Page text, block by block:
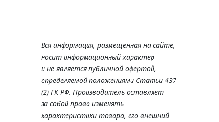
Вся информация, размещенная на сайте,
носит информационный характер
и не является публичной офертой,
определяемой положениями Статьи 437
(2) ГК РФ. Производитель оставляет
за собой право изменять
характеристики товара, его внешний